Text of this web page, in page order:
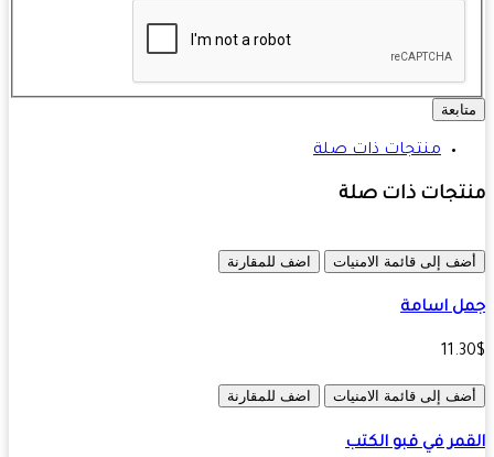
منتجات ذات صلة
ذات صلة
إلى قائمة الامنيات اضف للمقارنة
اسامة
إلى قائمة الامنيات اضف للمقارنة
في قبو الكتب